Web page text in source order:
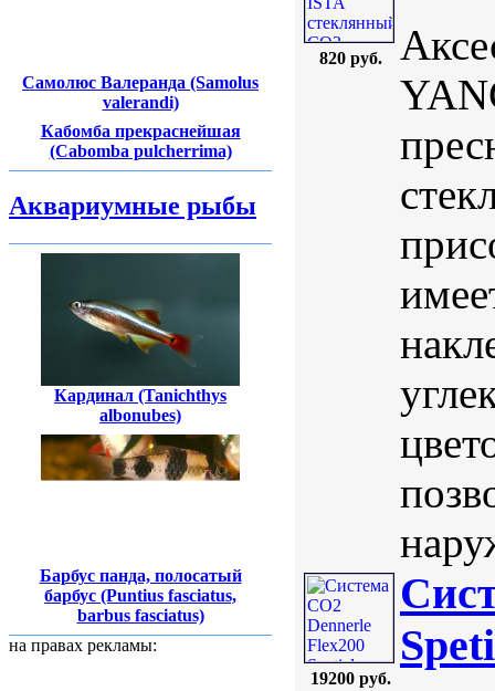
Самолюс Валеранда (Samolus
valerandi)
Кабомба прекраснейшая
(Cabomba pulcherrima)
Аквариумные рыбы
Кардинал (Tanichthys
albonubes)
Барбус панда, полосатый
барбус (Puntius fasciatus,
barbus fasciatus)
на правах рекламы:
820 руб.
19200 руб.